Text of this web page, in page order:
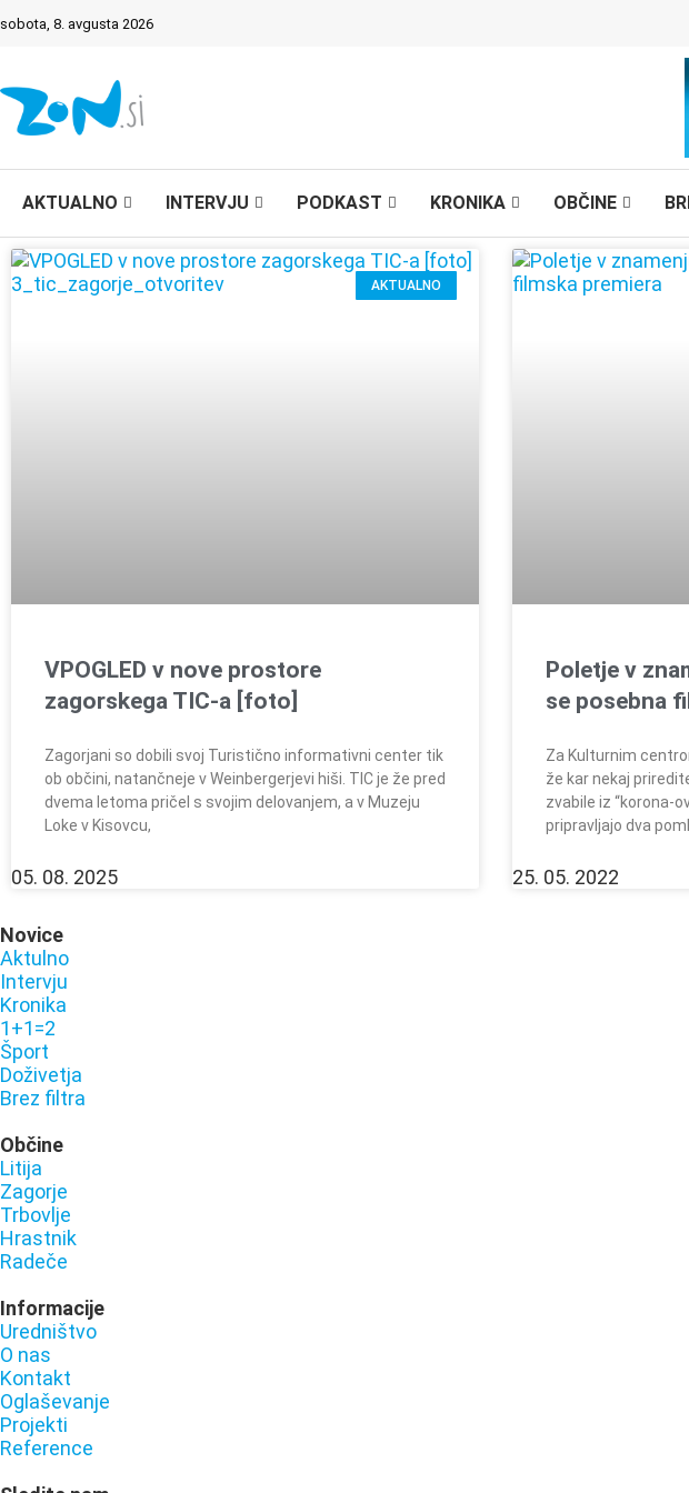
sobota, 8. avgusta 2026
AKTUALNO INTERVJU PODKAST KRONIKA OBČINE
AKTUALNO
VPOGLED v nove prostore
zagorskega TIC-a [foto]
Zagorjani so dobili svoj Turistično informativni center tik
ob občini, natančneje v Weinbergerjevi hiši. TIC je že pred
dvema letoma pričel s svojim delovanjem, a v Muzeju
Loke v Kisovcu,
05. 08. 2025
Poletje v
se posebna
Za Kulturnim
že kar nekaj
zvabile iz “korona-
pripravljajo dva
25. 05. 2022
Novice
Aktulno
Intervju
Kronika
1+1=2
Šport
Doživetja
Brez filtra
Občine
Litija
Zagorje
Trbovlje
Hrastnik
Radeče
Informacije
Uredništvo
O nas
Kontakt
Oglaševanje
Projekti
Reference